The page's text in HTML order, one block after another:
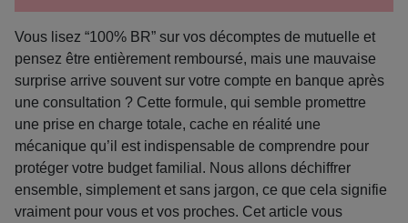
Vous lisez “100% BR” sur vos décomptes de mutuelle et
pensez être entièrement remboursé, mais une mauvaise
surprise arrive souvent sur votre compte en banque après
une consultation ? Cette formule, qui semble promettre
une prise en charge totale, cache en réalité une
mécanique qu’il est indispensable de comprendre pour
protéger votre budget familial. Nous allons déchiffrer
ensemble, simplement et sans jargon, ce que cela signifie
vraiment pour vous et vos proches. Cet article vous